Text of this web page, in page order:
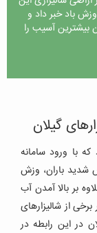
باد خبر داد و
بیشترین آسیب را
که با ورود سامانه
شدید باران، وزش
بر بالا آمدن آب
از شالیزارهای
در این رابطه در